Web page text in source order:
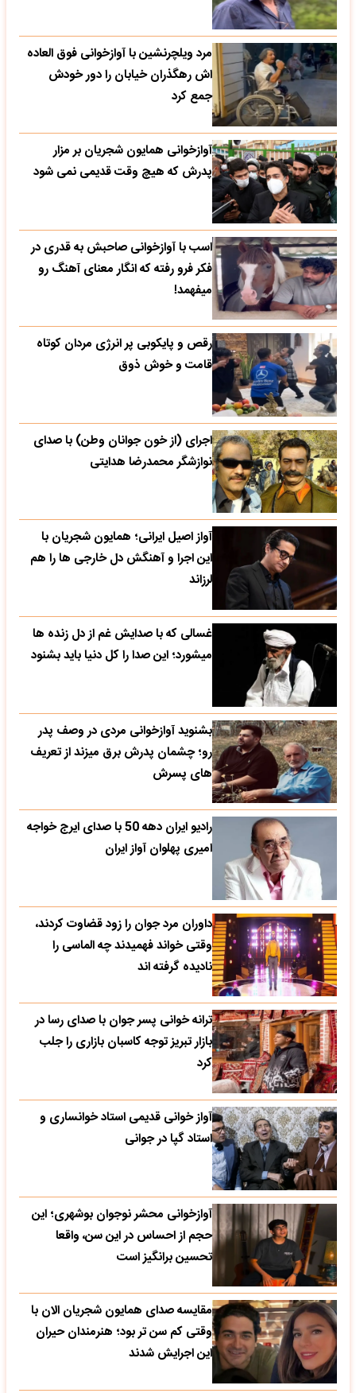
مرد ویلچرنشین با آوازخوانی فوق العاده
اش رهگذران خیابان را دور خودش
جمع کرد
آوازخوانی همایون شجریان بر مزار
پدرش که هیچ وقت قدیمی نمی شود
اسب با آوازخوانی صاحبش به قدری در
فکر فرو رفته که انگار معنای آهنگ رو
میفهمد!
رقص و پایکوبی پر انرژی مردان کوتاه
قامت و خوش ذوق
اجرای (از خون جوانان وطن) با صدای
نوازشگر محمدرضا هدایتی
آواز اصیل ایرانی؛ همایون شجریان با
این اجرا و آهنگش دل خارجی ها را هم
لرزاند
غسالی که با صدایش غم از دل زنده ها
میشورد؛ این صدا را کل دنیا باید بشنود
بشنوید آوازخوانی مردی در وصف پدر
رو؛ چشمان پدرش برق میزند از تعریف
های پسرش
رادیو ایران دهه 50 با صدای ایرج خواجه
امیری پهلوان آواز ایران
داوران مرد جوان را زود قضاوت کردند،
وقتی خواند فهمیدند چه الماسی را
نادیده گرفته اند
ترانه خوانی پسر جوان با صدای رسا در
بازار تبریز توجه کاسبان بازاری را جلب
کرد
آواز خوانی قدیمی استاد خوانساری و
استاد گپا در جوانی
آوازخوانی محشر نوجوان بوشهری؛ این
حجم از احساس در این سن، واقعا
تحسین‌ برانگیز است
مقایسه صدای همایون شجریان الان با
وقتی کم سن تر بود؛ هنرمندان حیران
این اجرایش شدند